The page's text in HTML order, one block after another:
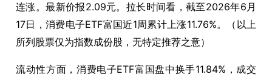
连涨。最新价报2.09元。拉长时间看，截至2026年6月
17日，消费电子ETF富国近1周累计上涨11.76%。（以上
所列股票仅为指数成份股，无特定推荐之意）
流动性方面，消费电子ETF富国盘中换手11.84%，成交